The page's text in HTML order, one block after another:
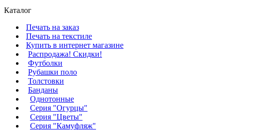
Каталог
Печать на заказ
Печать на текстиле
Купить в интернет магазине
Распродажа! Скидки!
Футболки
Рубашки поло
Толстовки
Банданы
Однотонные
Серия "Огурцы"
Серия "Цветы"
Серия "Камуфляж"